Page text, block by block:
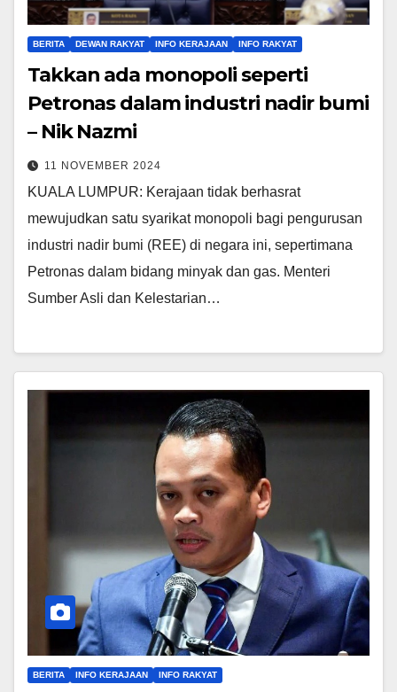
BERITA DEWAN RAKYAT INFO KERAJAAN INFO RAKYAT
Takkan ada monopoli seperti
Petronas dalam industri nadir bumi
– Nik Nazmi
11 NOVEMBER 2024
KUALA LUMPUR: Kerajaan tidak berhasrat
mewujudkan satu syarikat monopoli bagi pengurusan
industri nadir bumi (REE) di negara ini, sepertimana
Petronas dalam bidang minyak dan gas. Menteri
Sumber Asli dan Kelestarian…
BERITA INFO KERAJAAN INFO RAKYAT